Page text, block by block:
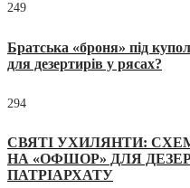
249
Братська «броня» під
для дезертирів у рясах?
294
СВЯТІ УХИЛЯНТИ:
НА «ОФШОР» ДЛЯ
ПАТРІАРХАТУ